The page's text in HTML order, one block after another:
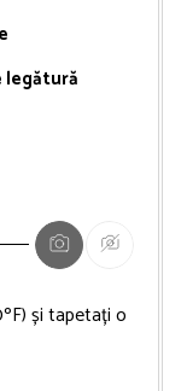
și tapetați o